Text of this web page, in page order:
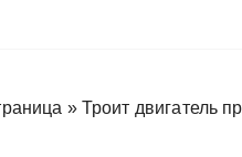
» Троит двигатель